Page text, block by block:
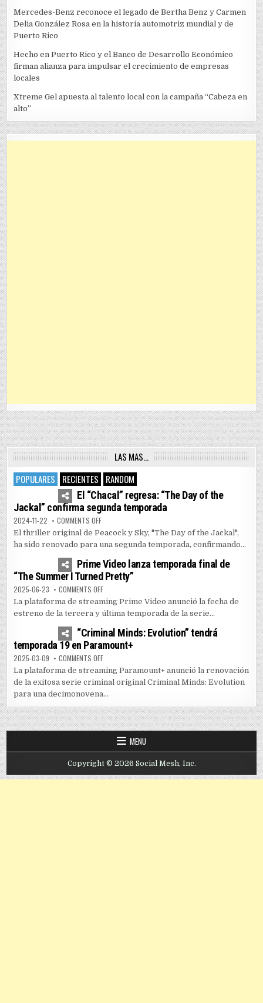
Mercedes-Benz reconoce el legado de Bertha Benz y Carmen
Delia González Rosa en la historia automotriz mundial y de
Puerto Rico
Hecho en Puerto Rico y el Banco de Desarrollo Económico
firman alianza para impulsar el crecimiento de empresas
locales
Xtreme Gel apuesta al talento local con la campaña “Cabeza en
alto”
LAS MAS…
POPULARES
RECIENTES RANDOM
4 7455
El “Chacal” regresa: “The Day of the
Jackal” confirma segunda temporada
2024-11-22 COMMENTS OFFON EL “CHACAL” REGRESA: “THE DAY OF THE JACKAL”
El thriller original de Peacock y Sky, "The Day of the Jackal",
ha sido renovado para una segunda temporada, confirmando...
1 5165
Prime Video lanza temporada final de
“The Summer I Turned Pretty”
2025-06-23 COMMENTS OFFON PRIME VIDEO LANZA TEMPORADA FINAL DE “THE
La plataforma de streaming Prime Video anunció la fecha de
estreno de la tercera y última temporada de la serie...
0 3599
“Criminal Minds: Evolution” tendrá
temporada 19 en Paramount+
2025-03-09 COMMENTS OFFON “CRIMINAL MINDS: EVOLUTION” TENDRÁ
La plataforma de streaming Paramount+ anunció la renovación
de la exitosa serie criminal original Criminal Minds: Evolution
para una decimonovena...
MENU
Copyright © 2026 Social Mesh, Inc.